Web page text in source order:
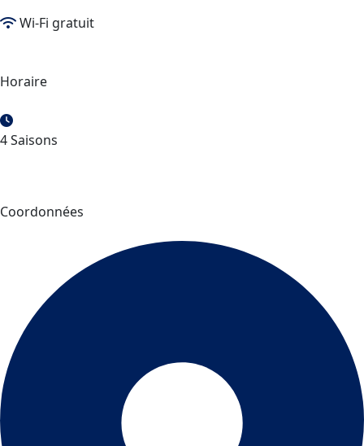
Wi-Fi gratuit
Horaire
4 Saisons
Coordonnées
Parc Mahikan – Aventuraid